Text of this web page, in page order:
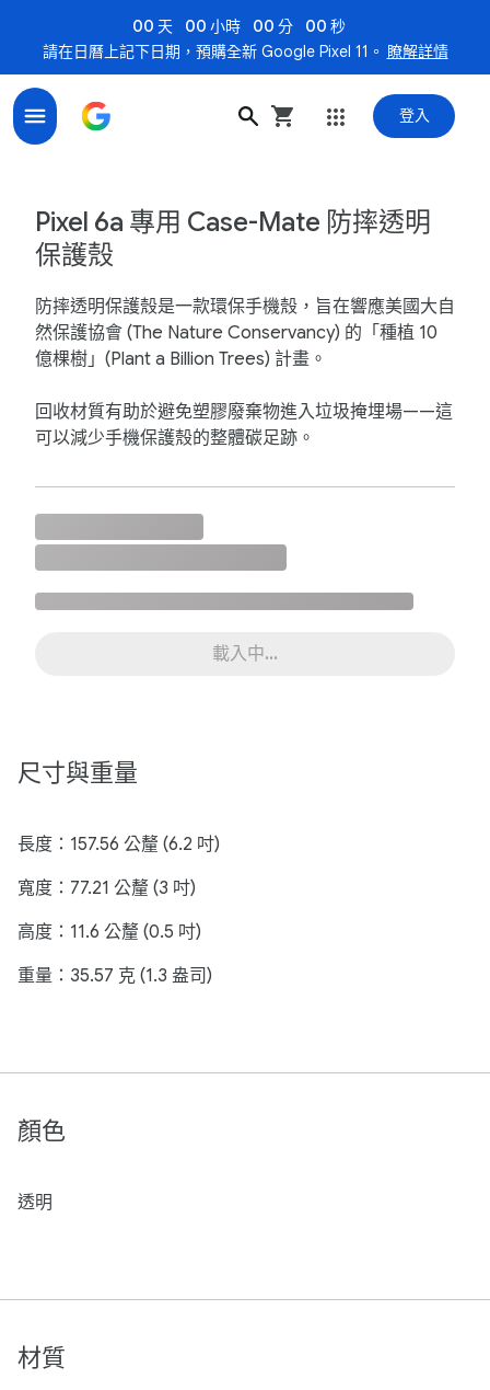
00 天 00 小時 00 分
00 秒
請在日曆上記下日期，預購全新 Google Pixel 11。 瞭解詳情
登入
Pixel 6a 專用 Case-Mate 防摔透明
保護殼
防摔透明保護殼是一款環保手機殼，旨在響應美國大自
然保護協會 (The Nature Conservancy) 的「種植 10
億棵樹」(Plant a Billion Trees) 計畫。
回收材質有助於避免塑膠廢棄物進入垃圾掩埋場——這
可以減少手機保護殼的整體碳足跡。
載入中…
尺寸與重量
長度：157.56 公釐 (6.2 吋)
寬度：77.21 公釐 (3 吋)
高度：11.6 公釐 (0.5 吋)
重量：35.57 克 (1.3 盎司)
顏色
透明
材質